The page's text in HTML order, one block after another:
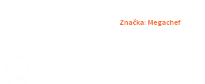
Značka: Megachef